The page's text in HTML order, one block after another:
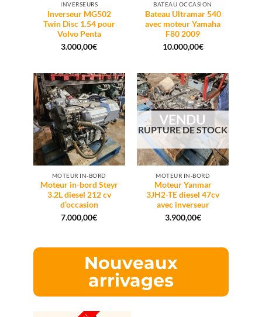
INVERSEURS
Inverseur MG502
Twin Disc 1.54 pour
Volvo Penta
3.000,00€
BATEAU OCCASION
Bateau Ultramar 540
avec moteur Yamaha
F80 2009
10.000,00€
MOTEUR IN-BORD
Moteur in-bord Steyr
3.2L diesel 212 cv
d’occasion
7.000,00€
VENDU
RUPTURE DE STOCK
MOTEUR IN-BORD
Moteur Yanmar
3JH2-TE diesel 47cv
avec inverseur
3.900,00€
Nouveaux
arrivages